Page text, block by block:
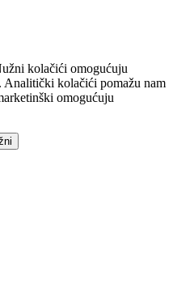
kolačići omogućuju
kolačići pomažu nam
omogućuju